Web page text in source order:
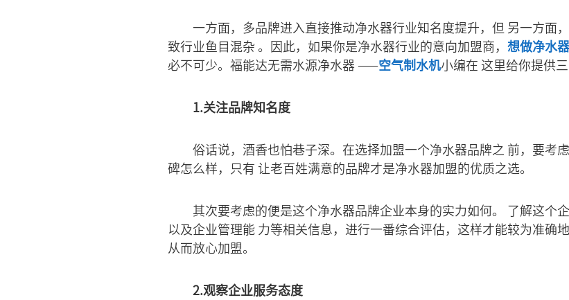
一方面，多品牌进入直接推动净水器行业知名度提升，但 另一方面
致行业鱼目混杂 。因此，如果你是净水器行业的意向加盟商， 想做净水
必不可少。福能达无需水源净水器 ——空气制水机小编在 这里给你提供三
1.关注品牌知名度
俗话说，酒香也怕巷子深。在选择加盟一个净水器品牌之 前，要考
碑怎么样，只有 让老百姓满意的品牌才是净水器加盟的优质之选。
其次要考虑的便是这个净水器品牌企业本身的实力如何。 了解这个
以及企业管理能 力等相关信息，进行一番综合评估，这样才能较为准确
从而放心加盟。
2.观察企业服务态度